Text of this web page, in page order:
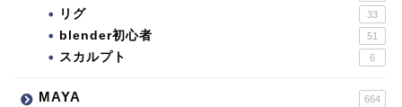
リグ 33
blender初心者 51
スカルプト 6
MAYA 664